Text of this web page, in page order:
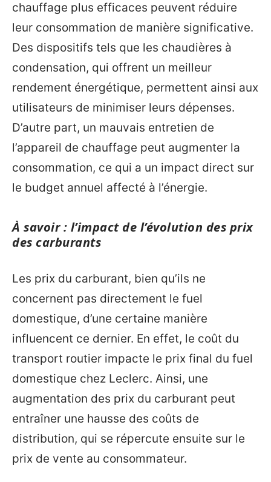
chauffage plus efficaces peuvent réduire
leur consommation de manière significative.
Des dispositifs tels que les chaudières à
condensation, qui offrent un meilleur
rendement énergétique, permettent ainsi aux
utilisateurs de minimiser leurs dépenses.
D’autre part, un mauvais entretien de
l’appareil de chauffage peut augmenter la
consommation, ce qui a un impact direct sur
le budget annuel affecté à l’énergie.
À savoir : l’impact de l’évolution des prix
des carburants
Les prix du carburant, bien qu’ils ne
concernent pas directement le fuel
domestique, d’une certaine manière
influencent ce dernier. En effet, le coût du
transport routier impacte le prix final du fuel
domestique chez Leclerc. Ainsi, une
augmentation des prix du carburant peut
entraîner une hausse des coûts de
distribution, qui se répercute ensuite sur le
prix de vente au consommateur.